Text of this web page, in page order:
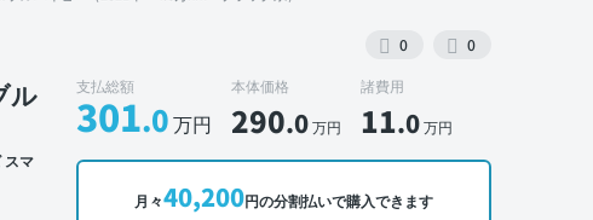
0 0
ル
スマ
支払総額
301.0万円
本体価格
290.0万円
諸費用
11.0万円
月々40,200円の分割払いで購入できます